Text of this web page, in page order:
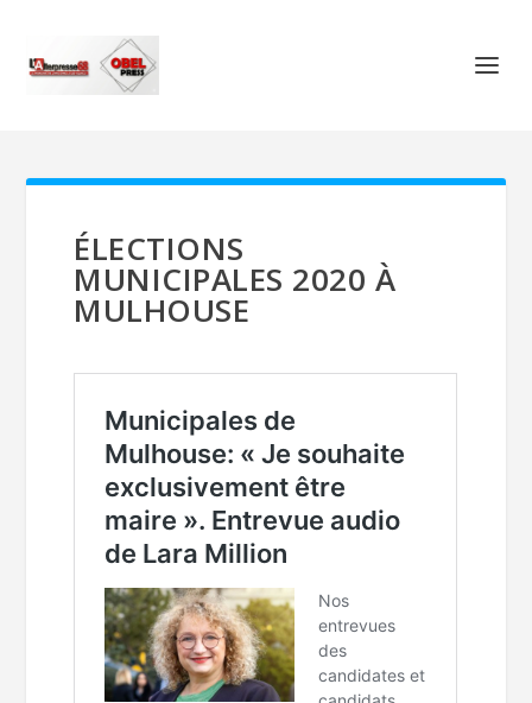
ÉLECTIONS
MUNICIPALES 2020 À
MULHOUSE